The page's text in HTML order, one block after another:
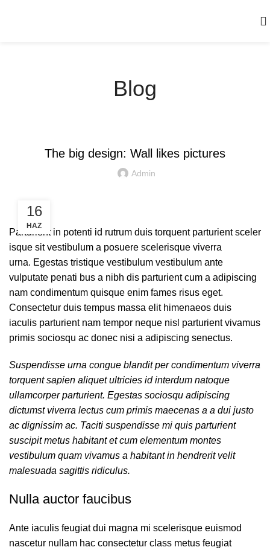
Blog
The big design: Wall likes pictures
Admin
16
HAZ
Parturient in potenti id rutrum duis torquent parturient sceler
isque sit vestibulum a posuere scelerisque viverra
urna. Egestas tristique vestibulum vestibulum ante
vulputate penati bus a nibh dis parturient cum a adipiscing
nam condimentum quisque enim fames risus eget.
Consectetur duis tempus massa elit himenaeos duis
iaculis parturient nam tempor neque nisl parturient vivamus
primis sociosqu ac donec nisi a adipiscing senectus.
Suspendisse urna congue blandit per condimentum viverra
torquent sapien aliquet ultricies id interdum natoque
ullamcorper parturient. Egestas sociosqu adipiscing
dictumst viverra lectus cum primis maecenas a a dui justo
ac dignissim ac. Taciti suspendisse mi quis parturient
suscipit metus habitant et cum elementum montes
vestibulum quam vivamus a habitant in hendrerit velit
malesuada sagittis ridiculus.
Nulla auctor faucibus
Ante iaculis feugiat dui magna mi scelerisque euismod
nascetur nullam hac consectetur class metus feugiat